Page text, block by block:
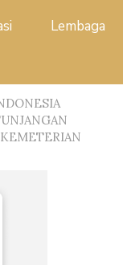
Lembaga